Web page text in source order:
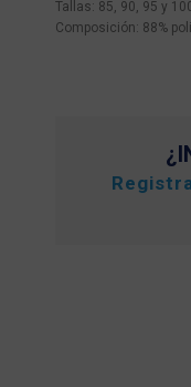
Tallas: 85, 90, 95 y
Composición: 88%